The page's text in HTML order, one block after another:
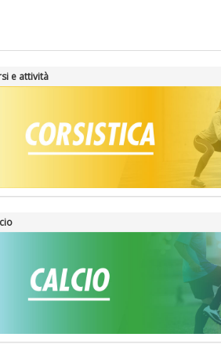
e attività